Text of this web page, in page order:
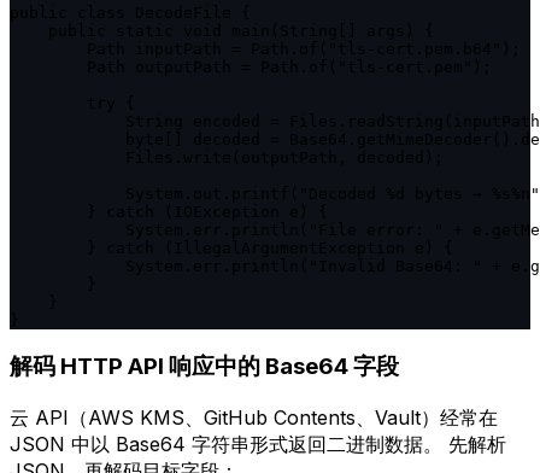
String encoded =
byte[] decoded =
System.out.printf("Decoded %d bytes →
System.err.println("File error: " +
System.err.println("Invalid Base64: " +
解码 HTTP API 响应中的 Base64 字段
云 API（AWS KMS、GitHub Contents、Vault）经常在
JSON 中以 Base64 字符串形式返回二进制数据。 先解析